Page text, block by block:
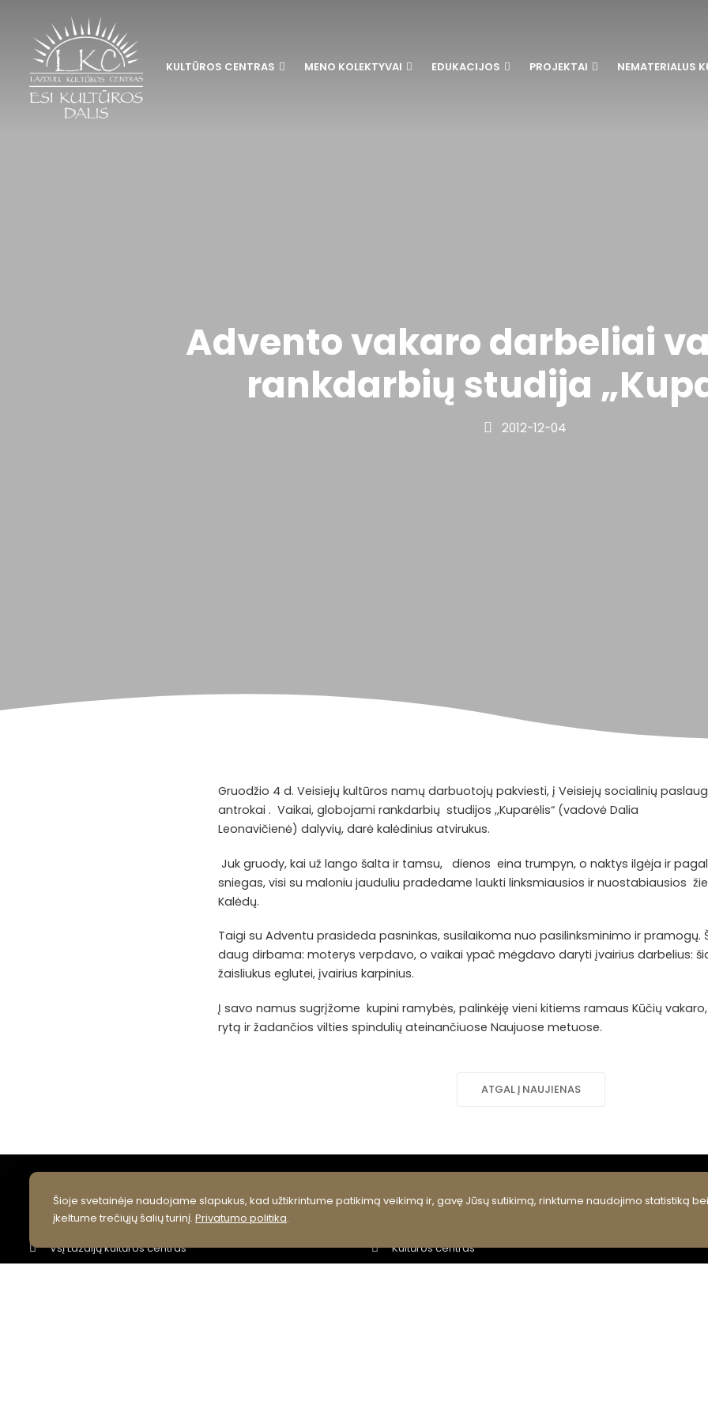
KULTŪROS CENTRAS MENO KOLEKTYVAI EDUKACIJOS PROJEKTAI NEMATERIALUS
Advento vakaro darbeliai
rankdarbių studija
2012-12-04
Gruodžio 4 d. Veisiejų kultūros namų darbuotojų pakviesti, į Veisiejų socialinių
antrokai . Vaikai, globojami rankdarbių studijos ,,Kuparėlis“ (vadovė Dalia
Leonavičienė) dalyvių, darė kalėdinius atvirukus.
Juk gruody, kai už lango šalta ir tamsu, dienos eina trumpyn, o naktys ilgėja ir
sniegas, visi su maloniu jauduliu pradedame laukti linksmiausios ir nuostabiausios
Kalėdų.
Taigi su Adventu prasideda pasninkas, susilaikoma nuo pasilinksminimo ir pramogų.
daug dirbama: moterys verpdavo, o vaikai ypač mėgdavo daryti įvairius darbelius:
žaisliukus eglutei, įvairius karpinius.
Į savo namus sugrįžome kupini ramybės, palinkėję vieni kitiems ramaus Kūčių
rytą ir žadančios vilties spindulių ateinančiuose Naujuose metuose.
ATGAL Į NAUJIENAS
KONTAKTAI
VšĮ Lazdijų kultūros centras
RUBRIKOS
Kultūros centras
Šioje svetainėje naudojame slapukus, kad užtikrintume patikimą veikimą ir, gavę Jūsų sutikimą, rinktume naudojimo statistiką bei
įkeltume trečiųjų šalių turinį. Privatumo politika.